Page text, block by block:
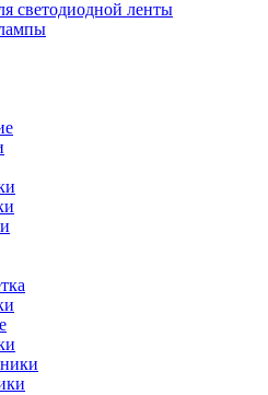
светодиодной ленты